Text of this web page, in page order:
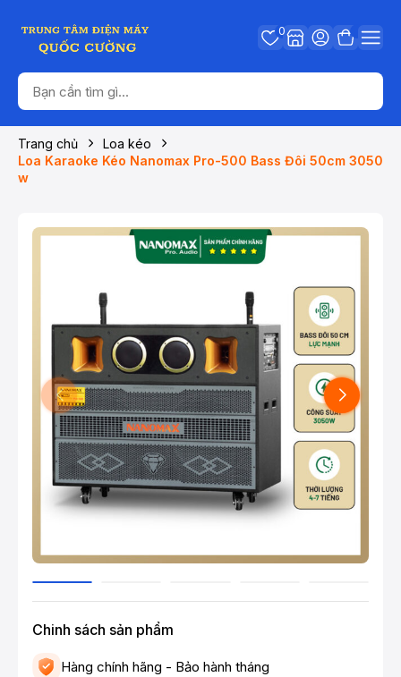
0
Trang chủ
Loa kéo
Loa Karaoke Kéo Nanomax Pro-500 Bass Đôi 50cm 3050
w
Chinh sách sản phẩm
Hàng chính hãng - Bảo hành tháng